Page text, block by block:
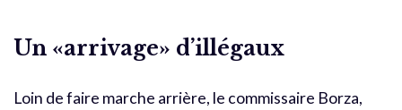
Un «arrivage» d’illégaux
Loin de faire marche arrière, le commissaire Borza,